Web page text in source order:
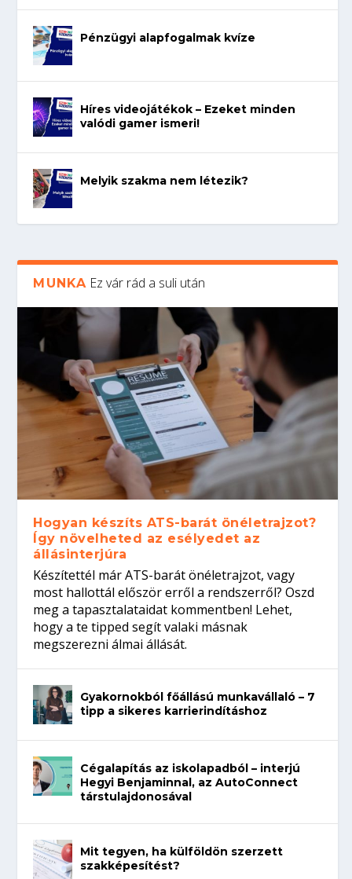
Pénzügyi alapfogalmak kvíze
Híres videojátékok – Ezeket minden
valódi gamer ismeri!
Melyik szakma nem létezik?
MUNKA Ez vár rád a suli után
Hogyan készíts ATS-barát önéletrajzot?
Így növelheted az esélyedet az
állásinterjúra
Készítettél már ATS-barát önéletrajzot, vagy
most hallottál először erről a rendszerről? Oszd
meg a tapasztalataidat kommentben! Lehet,
hogy a te tipped segít valaki másnak
megszerezni álmai állását.
Gyakornokból főállású munkavállaló – 7
tipp a sikeres karrierindításhoz
Cégalapítás az iskolapadból – interjú
Hegyi Benjaminnal, az AutoConnect
társtulajdonosával
Mit tegyen, ha külföldön szerzett
szakképesítést?